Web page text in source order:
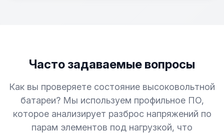
Часто задаваемые вопросы
Как вы проверяете состояние высоковольтной
батареи? Мы используем профильное ПО,
которое анализирует разброс напряжений по
парам элементов под нагрузкой, что